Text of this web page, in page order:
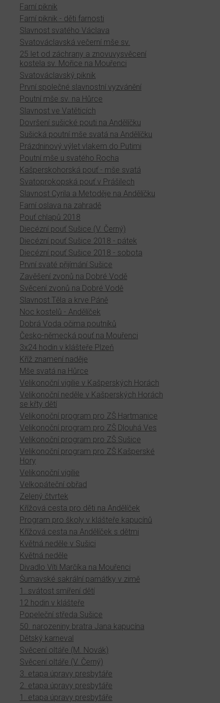
Farní piknik
Farní piknik - děti farnosti
Slavnost svatého Václava
Svatováclavská večerní mše sv.
25 let od záchrany a znovuvysvěcení
kostela sv. Mořice na Mouřenci
Svatováclavský piknik
První společné slavnostní vyzvánění
Poutní mše sv. na Hůrce
Slavnost ve Vatěticích
Dovršení sušické pouti na Andělíčku
Sušická poutní mše svatá na Andělíčku
Prázdninový výlet vlakem do Putimi
Poutní mše u svatého Rocha
Kašperskohorská pouť - mše svatá
Svatoprokopská pouť v Prášilech
Slavnost Cyrila a Metoděje na Andělíčku
Farní oslava na zahradě
Pouť chlapů 2018
Diecézní pouť Sušice (V. Černý)
Diecézní pouť Sušice 2018 - pátek
Diecézní pouť Sušice 2018 - sobota
První svaté přijímání Sušice
Zavěšení zvonů na Dobré Vodě
Svěcení zvonů na Dobré Vodě
Slavnost Těla a krve Páně
Noc kostelů - Andělíček
Dobrá Voda očima poutníků
Česko-německá pouť na Mouřenci
3x24 hodin v klášteře Plzeň
Kříž znamení naděje
Mše svatá na Hůrce
Velikonoční vigilie v Kašperských Horách
Velikonoční neděle v Kašperských Horách
se křty dětí
Velikonoční program pro ZŠ Hartmanice
Velikonoční program pro ZŠ Dlouhá Ves
Velikonoční program pro ZŠ Sušice
Velikonoční program pro ZŠ Kašperské
Hory
Velikonoční vigilie
Velkopáteční obřad
Zelený čtvrtek
Křížová cesta pro děti na Andělíček
Program pro školy v klášteře kapucínů
Křížová cesta na Andělíček s dětmi
Květná neděle v Sušici
Květná neděle
Divadlo Víti Marčíka na Mouřenci
Šumavské sakrální památky v zimě
1. svátost smíření dětí
12 hodin v klášteře
Popeleční středa Sušice
50. narozeniny bratra Jana kapucína
Dětský karneval
Svěcení oltáře (M. Novák)
Svěcení oltáře (V. Černý)
3. etapa úpravy presbytáře
2. etapa úpravy presbytáře
1. etapa úpravy presbytáře